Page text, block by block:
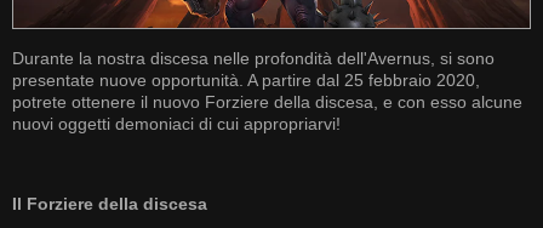
Durante la nostra discesa nelle profondità dell'Avernus, si sono
presentate nuove opportunità. A partire dal 25 febbraio 2020,
potrete ottenere il nuovo Forziere della discesa, e con esso alcune
nuovi oggetti demoniaci di cui appropriarvi!
Il Forziere della discesa